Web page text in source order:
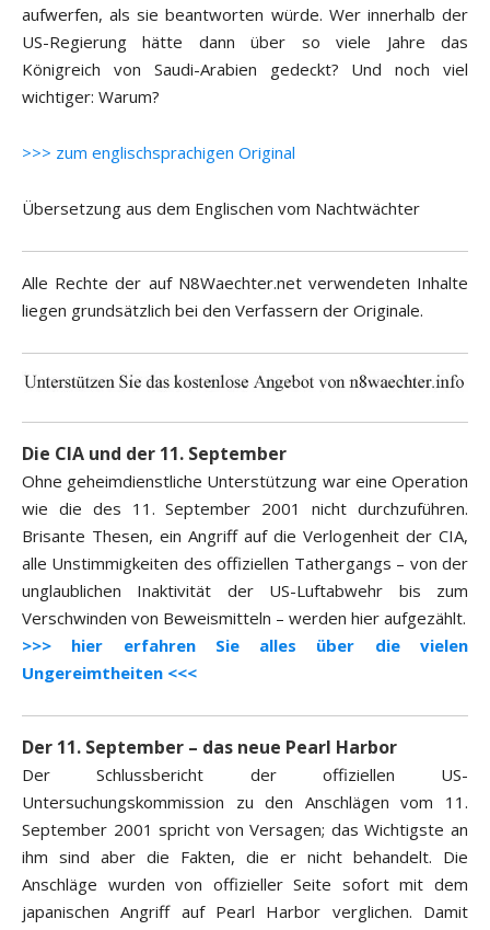
aufwerfen, als sie beantworten würde. Wer innerhalb der
US-Regierung hätte dann über so viele Jahre das
Königreich von Saudi-Arabien gedeckt? Und noch viel
wichtiger: Warum?
>>> zum englischsprachigen Original
Übersetzung aus dem Englischen vom Nachtwächter
Alle Rechte der auf N8Waechter.net verwendeten Inhalte
liegen grundsätzlich bei den Verfassern der Originale.
Die CIA und der 11. September
Ohne geheimdienstliche Unterstützung war eine Operation
wie die des 11. September 2001 nicht durchzuführen.
Brisante Thesen, ein Angriff auf die Verlogenheit der CIA,
alle Unstimmigkeiten des offiziellen Tathergangs – von der
unglaublichen Inaktivität der US-Luftabwehr bis zum
Verschwinden von Beweismitteln – werden hier aufgezählt.
>>> hier erfahren Sie alles über die vielen
Ungereimtheiten <<<
Der 11. September – das neue Pearl Harbor
Der Schlussbericht der offiziellen US-
Untersuchungskommission zu den Anschlägen vom 11.
September 2001 spricht von Versagen; das Wichtigste an
ihm sind aber die Fakten, die er nicht behandelt. Die
Anschläge wurden von offizieller Seite sofort mit dem
japanischen Angriff auf Pearl Harbor verglichen. Damit